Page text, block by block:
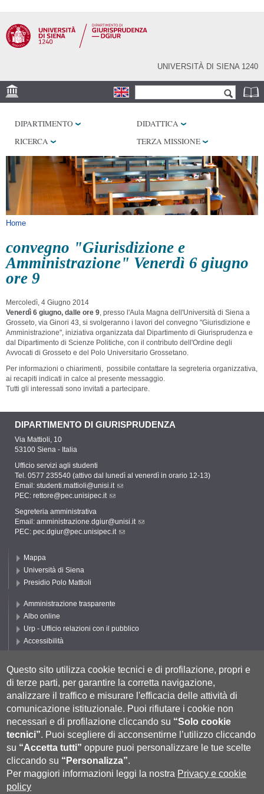
contenuto
principale
UNIVERSITÀ DI SIENA 1240
Form di ricerca
BIBLIOTECHE
SERVIZI
DIPARTIMENTO
DIDATTICA
RICERCA
TERZA MISSIONE
Tu sei qui
Home
convegno "Giurisdizione e
Amministrazione" Venerdì 6 giugno
ore 9
Mercoledì, 4 Giugno 2014
Venerdì 6 giugno, dalle ore 9, presso l'Aula Magna dell'Università di Siena a
Grosseto, via Ginori 43, si svolgeranno i lavori del convegno "Giurisdizione e
Amministrazione", iniziativa organizzata dal Dipartimento di Giurisprudenza e
dal Dipartimento di Scienze Politiche, con il contributo dell'Ordine degli
Avvocati di Grosseto e del Polo Universitario Grossetano.
Per informazioni o chiarimenti, possibile contattare la segreteria organizzativa,
ai recapiti indicati in calce al presente messaggio.
Tutti gli interessati sono invitati a partecipare.
DIPARTIMENTO DI GIURISPRUDENZA
Via Mattioli, 10
53100 Siena - Italia
Ufficio servizi agli studenti
Tel. 0577 235540 (attivo dal lunedì al venerdì in orario 12-13)
Email: studenti.mattioli@unisi.it
PEC: rettore@pec.unisipec.it
Segreteria amministrativa
Email: amministrazione.dgiur@unisi.it
PEC: pec.dgiur@pec.unisipec.it
Mappa
Università di Siena
Presidio Polo Mattioli
Amministrazione trasparente
Albo online
Urp - Ufficio relazioni con il pubblico
Accessibilità
Cookie settings
Segui UNISI
Questo sito utilizza cookie tecnici e di profilazione, propri e
di terze parti, per garantire la corretta navigazione,
analizzare il traffico e misurare l'efficacia delle attività di
comunicazione istituzionale. Puoi rifiutare i cookie non
necessari e di profilazione cliccando su “Solo cookie
tecnici”. Puoi scegliere di acconsentirne l’utilizzo cliccando
su “Accetta tutti” oppure puoi personalizzare le tue scelte
cliccando su “Personalizza”.
Per maggiori informazioni leggi la nostra Privacy e cookie
policy